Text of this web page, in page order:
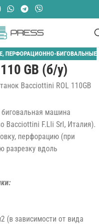
, ПЕРФОРАЦИОННО-БИГОВАЛЬНЫЕ
GB (б/у)
машина
Bacciottini F.Lli Srl, Италия).
перфорацию (при
разрезку вдоль
(в зависимости от вида